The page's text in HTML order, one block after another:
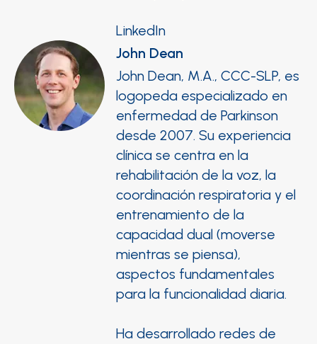
LinkedIn
John Dean
John Dean, M.A., CCC-SLP, es
logopeda especializado en
enfermedad de Parkinson
desde 2007. Su experiencia
clínica se centra en la
rehabilitación de la voz, la
coordinación respiratoria y el
entrenamiento de la
capacidad dual (moverse
mientras se piensa),
aspectos fundamentales
para la funcionalidad diaria.
Ha desarrollado redes de